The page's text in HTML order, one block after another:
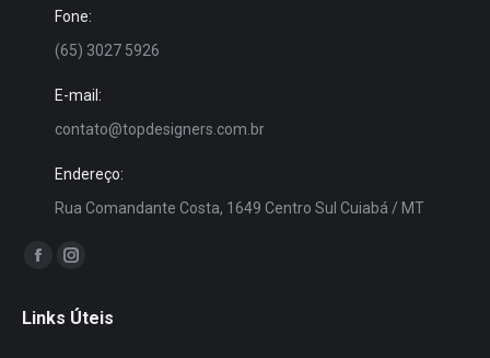
Fone:
(65) 3027 5926
E-mail:
contato@topdesigners.com.br
Endereço:
Rua Comandante Costa, 1649 Centro Sul Cuiabá / MT
Encontre-nos em:
Facebook
opens
Instagram
opens
Links Úteis